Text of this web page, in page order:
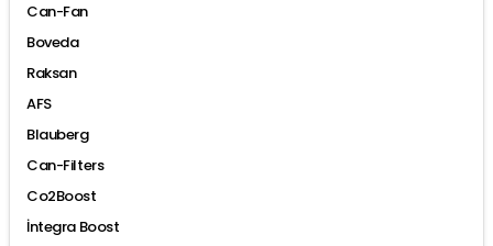
Can-Fan
Boveda
Raksan
AFS
Blauberg
Can-Filters
Co2Boost
İntegra Boost